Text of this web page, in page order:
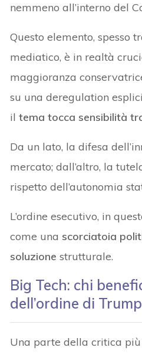
nemmeno all’interno del
Questo elemento, spesso
mediatico, è in realtà
maggioranza
su una deregulation
iltema tocca sensibilità
Da un lato, la difesa
mercato; dall’altro, la
rispetto dell’autonomia
L’ordine esecutivo, in
come una scorciatoia
soluzionestrutturale.
Big Tech: chi
dell’ordine di Trump
Una parte della critica